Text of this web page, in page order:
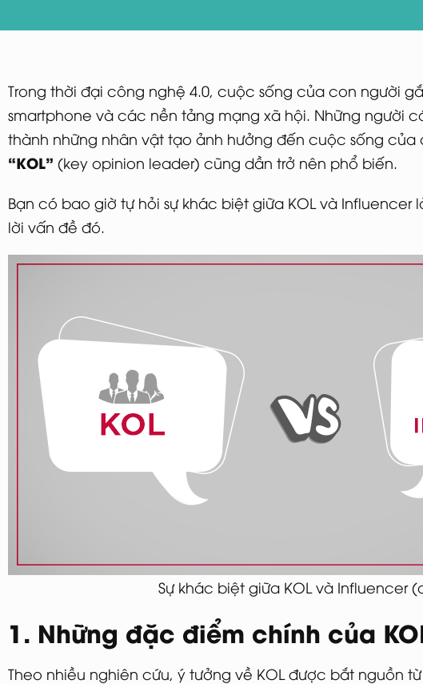
Trong thời đại công nghệ 4.0, cuộc sống của con người
smartphone và các nền tảng mạng xã hội. Những người
thành những nhân vật tạo ảnh hưởng đến cuộc sống của
“KOL” (key opinion leader) cũng dần trở nên phổ biến.
Bạn có bao giờ tự hỏi sự khác biệt giữa KOL và Influencer
lời vấn đề đó.
Sự khác biệt giữa KOL và Influencer
1. Những đặc điểm chính của
Theo nhiều nghiên cứu, ý tưởng về KOL được bắt nguồn